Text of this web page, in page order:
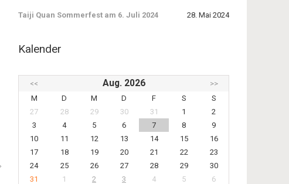
Taiji Quan Sommerfest am 6. Juli 2024 28. Mai 2024
Kalender
<< Aug. 2026
>>
M
D M D F S
S
27
28 29 30 31 1
2
3
4 5 6 7 8
9
10
11 12 13 14 15
16
17
18 19 20 21 22
23
24
25 26 27 28 29
30
31
1 2 3 4 5
6